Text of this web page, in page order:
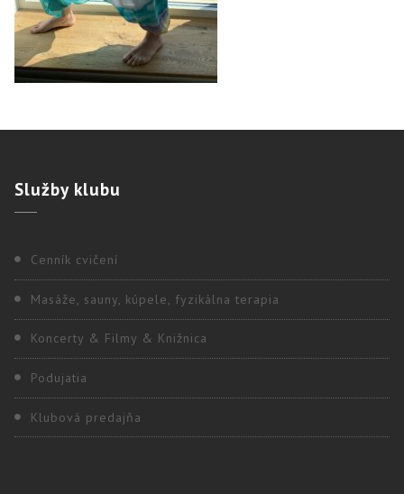
Službyklubu
Cenník cvičení
Masáže, sauny, kúpele, fyzikálna terapia
Koncerty & Filmy & Knižnica
Podujatia
Klubová predajňa